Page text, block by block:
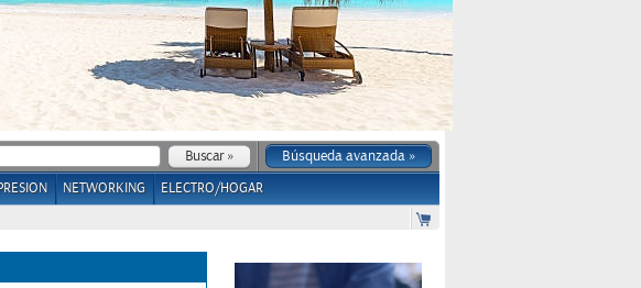
Búsqueda avanzada »
NETWORKING ELECTRO/HOGAR